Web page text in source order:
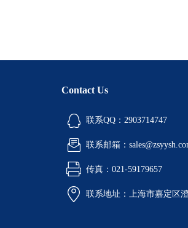
Contact Us
联系QQ：2903714747
联系邮箱：
传真：021-59179657
联系地址：上海市嘉定区